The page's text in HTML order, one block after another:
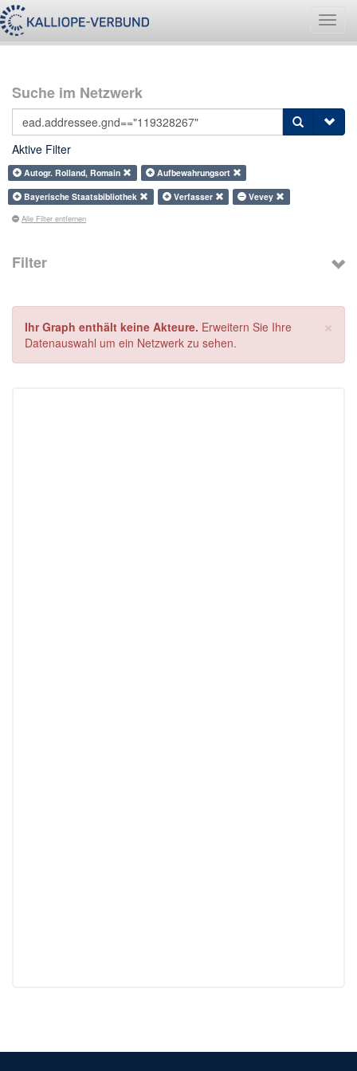
Suche im Netzwerk
Aktive Filter
Autogr. Rolland, Romain
Aufbewahrungsort
Bayerische Staatsbibliothek
Verfasser Vevey
Alle Filter entfernen
Filter
×
Ihr Graph enthält keine Akteure. Erweitern Sie Ihre
Datenauswahl um ein Netzwerk zu sehen.